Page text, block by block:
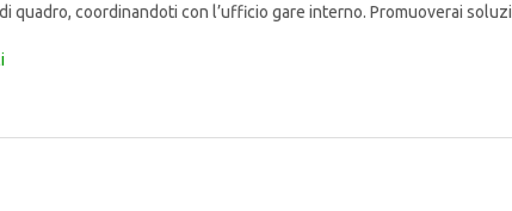
quadro, coordinandoti con l’ufficio gare interno. Promuoverai